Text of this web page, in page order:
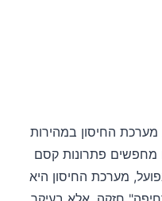
מערכת החיסון במהירות
מחפשים פתרונות קסם
מערכת החיסון היא